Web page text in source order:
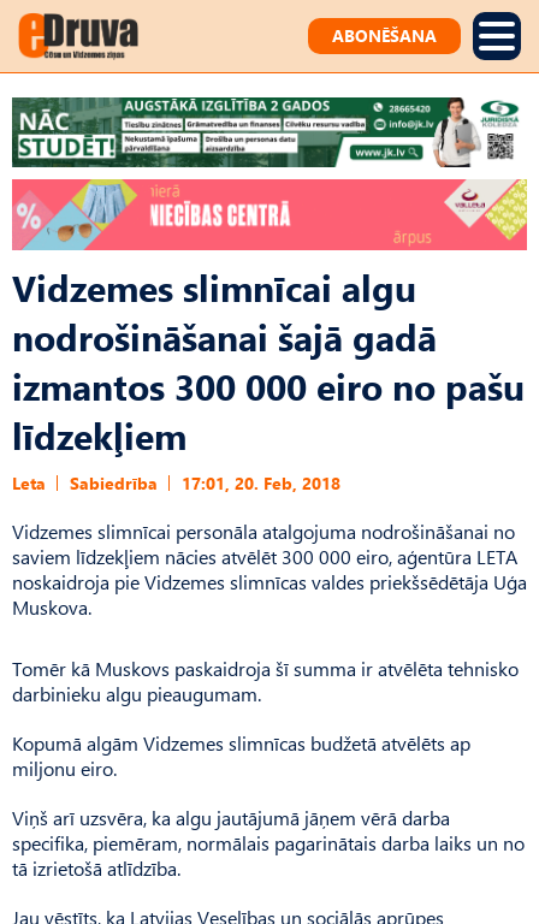
ABONĒŠANA
Vidzemes slimnīcai algu
nodrošināšanai šajā gadā
izmantos 300 000 eiro no pašu
līdzekļiem
Leta Sabiedrība 17:01, 20. Feb, 2018
Vidzemes slimnīcai personāla atalgojuma nodrošināšanai no
saviem līdzekļiem nācies atvēlēt 300 000 eiro, aģentūra LETA
noskaidroja pie Vidzemes slimnīcas valdes priekšsēdētāja Uģa
Muskova.
Tomēr kā Muskovs paskaidroja šī summa ir atvēlēta tehnisko
darbinieku algu pieaugumam.
Kopumā algām Vidzemes slimnīcas budžetā atvēlēts ap
miljonu eiro.
Viņš arī uzsvēra, ka algu jautājumā jāņem vērā darba
specifika, piemēram, normālais pagarinātais darba laiks un no
tā izrietošā atlīdzība.
Jau vēstīts, ka Latvijas Veselības un sociālās aprūpes